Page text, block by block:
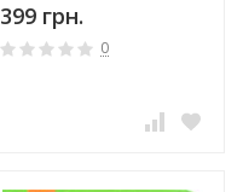
399 грн.
0